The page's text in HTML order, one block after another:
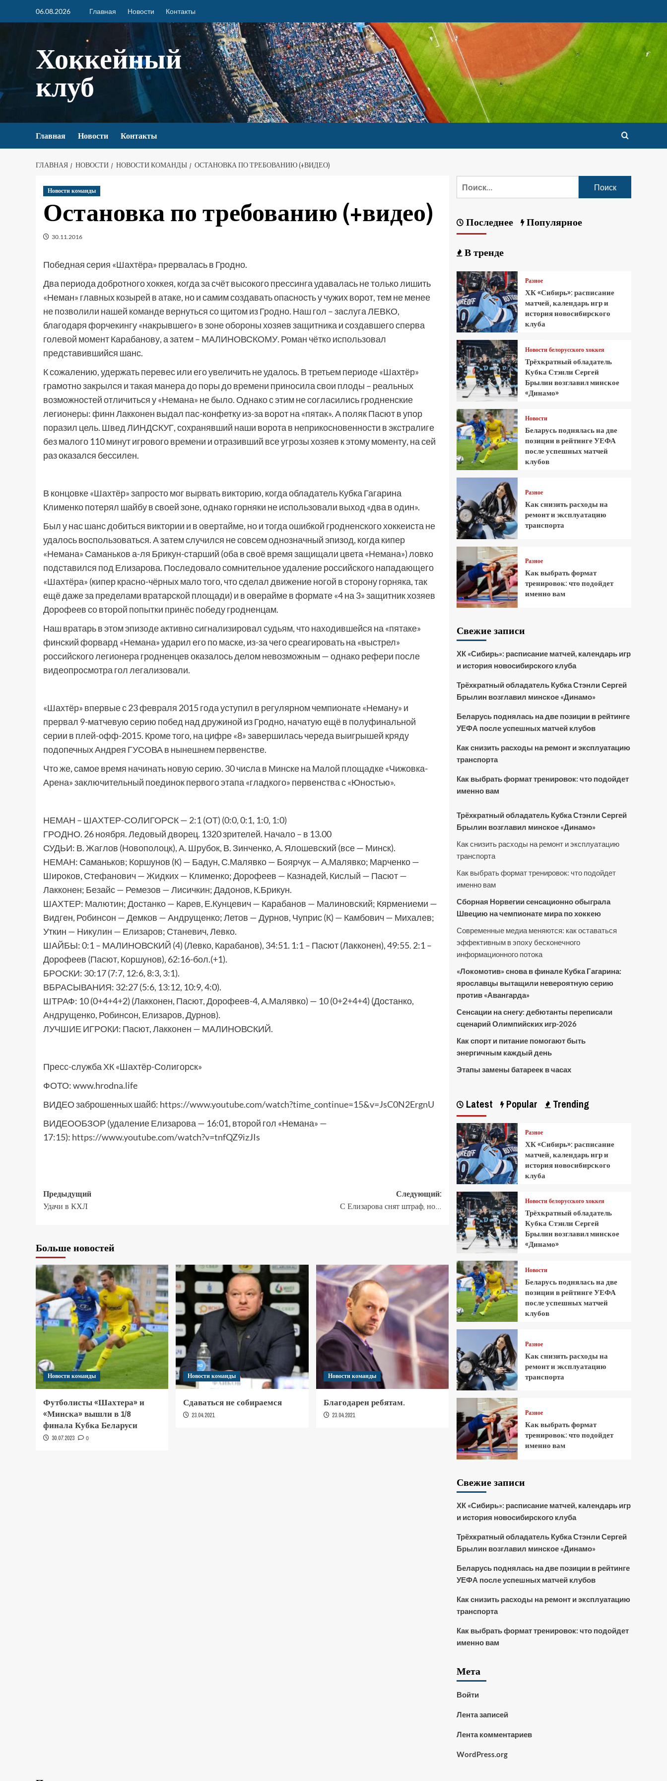
06.08.2026 Главная Новости Контакты
Хоккейный
клуб
Главная Новости Контакты
ГЛАВНАЯ НОВОСТИ НОВОСТИ КОМАНДЫ ОСТАНОВКА ПО ТРЕБОВАНИЮ (+ВИДЕО)
Новости команды
Остановка по требованию (+видео)
30.11.2016
Победная серия «Шахтёра» прервалась в Гродно.
Два периода добротного хоккея, когда за счёт высокого прессинга удавалась не только лишить
«Неман» главных козырей в атаке, но и самим создавать опасность у чужих ворот, тем не менее
не позволили нашей команде вернуться со щитом из Гродно. Наш гол – заслуга ЛЕВКО,
благодаря форчекингу «накрывшего» в зоне обороны хозяев защитника и создавшего сперва
голевой момент Карабанову, а затем – МАЛИНОВСКОМУ. Роман чётко использовал
представившийся шанс.
К сожалению, удержать перевес или его увеличить не удалось. В третьем периоде «Шахтёр»
грамотно закрылся и такая манера до поры до времени приносила свои плоды – реальных
возможностей отличиться у «Немана» не было. Однако с этим не согласились гродненские
легионеры: финн Лакконен выдал пас-конфетку из-за ворот на «пятак». А поляк Пасют в упор
поразил цель. Швед ЛИНДСКУГ, сохранявший наши ворота в неприкосновенности в экстралиге
без малого 110 минут игрового времени и отразивший все угрозы хозяев к этому моменту, на сей
раз оказался бессилен.
В концовке «Шахтёр» запросто мог вырвать викторию, когда обладатель Кубка Гагарина
Клименко потерял шайбу в своей зоне, однако горняки не использовали выход «два в один».
Был у нас шанс добиться виктории и в овертайме, но и тогда ошибкой гродненского хоккеиста не
удалось воспользоваться. А затем случился не совсем однозначный эпизод, когда кипер
«Немана» Саманьков а-ля Брикун-старший (оба в своё время защищали цвета «Немана») ловко
подставился под Елизарова. Последовало сомнительное удаление российского нападающего
«Шахтёра» (кипер красно-чёрных мало того, что сделал движение ногой в сторону горняка, так
ещё даже за пределами вратарской площади) и в оверайме в формате «4 на 3» защитник хозяев
Дорофеев со второй попытки принёс победу гродненцам.
Наш вратарь в этом эпизоде активно сигнализировал судьям, что находившейся на «пятаке»
финский форвард «Немана» ударил его по маске, из-за чего среагировать на «выстрел»
российского легионера гродненцев оказалось делом невозможным — однако рефери после
видеопросмотра гол легализовали.
«Шахтёр» впервые с 23 февраля 2015 года уступил в регулярном чемпионате «Неману» и
прервал 9-матчевую серию побед над дружиной из Гродно, начатую ещё в полуфинальной
серии в плей-офф-2015. Кроме того, на цифре «8» завершилась череда выигрышей кряду
подопечных Андрея ГУСОВА в нынешнем первенстве.
Что же, самое время начинать новую серию. 30 числа в Минске на Малой площадке «Чижовка-
Арена» заключительный поединок первого этапа «гладкого» первенства с «Юностью».
НЕМАН – ШАХТЕР-СОЛИГОРСК — 2:1 (ОТ) (0:0, 0:1, 1:0, 1:0)
ГРОДНО. 26 ноября. Ледовый дворец. 1320 зрителей. Начало – в 13.00
СУДЬИ: В. Жаглов (Новополоцк), А. Шрубок, В. Зинченко, А. Ялошевский (все — Минск).
НЕМАН: Саманьков; Коршунов (К) — Бадун, С.Малявко — Боярчук — А.Малявко; Марченко —
Широков, Стефанович — Жидких — Клименко; Дорофеев — Казнадей, Кислый — Пасют —
Лакконен; Безайс — Ремезов — Лисичкин; Дадонов, К.Брикун.
ШАХТЕР: Малютин; Достанко — Карев, Е.Кунцевич — Карабанов — Малиновский; Кярмениеми —
Видген, Робинсон — Демков — Андрущенко; Летов — Дурнов, Чуприс (К) — Камбович — Михалев;
Уткин — Никулин — Елизаров; Станевич, Левко.
ШАЙБЫ: 0:1 – МАЛИНОВСКИЙ (4) (Левко, Карабанов), 34:51. 1:1 – Пасют (Лакконен), 49:55. 2:1 –
Дорофеев (Пасют, Коршунов), 62:16-бол.(+1).
БРОСКИ: 30:17 (7:7, 12:6, 8:3, 3:1).
ВБРАСЫВАНИЯ: 32:27 (5:6, 13:12, 10:9, 4:0).
ШТРАФ: 10 (0+4+4+2) (Лакконен, Пасют, Дорофеев-4, А.Малявко) — 10 (0+2+4+4) (Достанко,
Андрущенко, Робинсон, Елизаров, Дурнов).
ЛУЧШИЕ ИГРОКИ: Пасют, Лакконен — МАЛИНОВСКИЙ.
Пресс-служба ХК «Шахтёр-Солигорск»
ФОТО: www.hrodna.life
ВИДЕО заброшенных шайб: https://www.youtube.com/watch?time_continue=15&v=JsC0N2ErgnU
ВИДЕООБЗОР (удаление Елизарова — 16:01, второй гол «Немана» —
17:15): https://www.youtube.com/watch?v=tnfQZ9izJIs
Предыдущий
Удачи в КХЛ
Следующий:
С Елизарова снят штраф, но…
Больше новостей
Новости команды
Футболисты «Шахтера» и
«Минска» вышли в 1/8
финала Кубка Беларуси
30.07.2023 0
Новости команды
Сдаваться не собираемся
23.04.2021
Новости команды
Благодарен ребятам.
23.04.2021
Последнее Популярное
В тренде
Разное
ХК «Сибирь»: расписание
матчей, календарь игр и
история новосибирского
клуба
Новости белорусского хоккея
Трёхкратный обладатель
Кубка Стэнли Сергей
Брылин возглавил минское
«Динамо»
Новости
Беларусь поднялась на две
позиции в рейтинге УЕФА
после успешных матчей
клубов
Разное
Как снизить расходы на
ремонт и эксплуатацию
транспорта
Разное
Как выбрать формат
тренировок: что подойдет
именно вам
Свежие записи
ХК «Сибирь»: расписание матчей, календарь игр
и история новосибирского клуба
Трёхкратный обладатель Кубка Стэнли Сергей
Брылин возглавил минское «Динамо»
Беларусь поднялась на две позиции в рейтинге
УЕФА после успешных матчей клубов
Как снизить расходы на ремонт и эксплуатацию
транспорта
Как выбрать формат тренировок: что подойдет
именно вам
Трёхкратный обладатель Кубка Стэнли Сергей
Брылин возглавил минское «Динамо»
Как снизить расходы на ремонт и эксплуатацию
транспорта
Как выбрать формат тренировок: что подойдет
именно вам
Сборная Норвегии сенсационно обыграла
Швецию на чемпионате мира по хоккею
Современные медиа меняются: как оставаться
эффективным в эпоху бесконечного
информационного потока
«Локомотив» снова в финале Кубка Гагарина:
ярославцы вытащили невероятную серию
против «Авангарда»
Сенсации на снегу: дебютанты переписали
сценарий Олимпийских игр-2026
Как спорт и питание помогают быть
энергичным каждый день
Этапы замены батареек в часах
Latest Popular Trending
Разное
ХК «Сибирь»: расписание
матчей, календарь игр и
история новосибирского
клуба
Новости белорусского хоккея
Трёхкратный обладатель
Кубка Стэнли Сергей
Брылин возглавил минское
«Динамо»
Новости
Беларусь поднялась на две
позиции в рейтинге УЕФА
после успешных матчей
клубов
Разное
Как снизить расходы на
ремонт и эксплуатацию
транспорта
Разное
Как выбрать формат
тренировок: что подойдет
именно вам
Свежие записи
ХК «Сибирь»: расписание матчей, календарь игр
и история новосибирского клуба
Трёхкратный обладатель Кубка Стэнли Сергей
Брылин возглавил минское «Динамо»
Беларусь поднялась на две позиции в рейтинге
УЕФА после успешных матчей клубов
Как снизить расходы на ремонт и эксплуатацию
транспорта
Как выбрать формат тренировок: что подойдет
именно вам
Мета
Войти
Лента записей
Лента комментариев
WordPress.org